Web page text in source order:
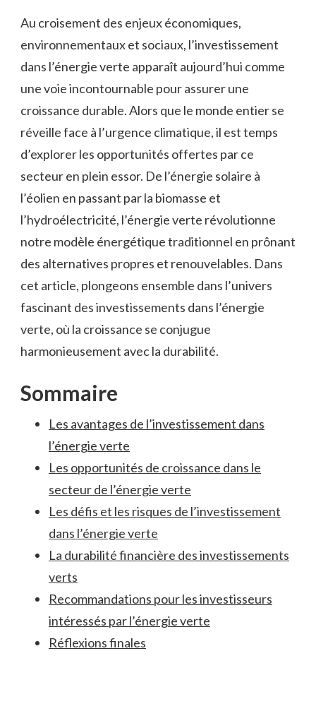
Au croisement des enjeux économiques,
‍environnementaux​ et sociaux, l’investissement
dans⁣ l’énergie verte apparaît ​aujourd’hui⁤ comme
‌une voie incontournable pour assurer ‌une
croissance ‌durable. Alors que le monde entier se⁣
réveille face à l’urgence climatique, il est‍ temps
d’explorer‍ les opportunités offertes par ce
secteur⁣ en plein essor. De l’énergie​ solaire à
l’éolien en passant par la biomasse ⁣et
l’hydroélectricité, ⁣l’énergie⁢ verte révolutionne⁢
notre modèle⁤ énergétique traditionnel en prônant
des alternatives propres​ et renouvelables. Dans
cet‍ article, plongeons ensemble ⁢dans l’univers
fascinant des ‍investissements dans l’énergie
verte,​ où la croissance se conjugue
harmonieusement ⁤avec la durabilité.
Sommaire
Les avantages de‍ l’investissement dans
l’énergie⁤ verte
Les opportunités de croissance dans​ le
secteur de l’énergie verte
Les défis et les risques de l’investissement
dans l’énergie verte
La durabilité financière des investissements
verts
Recommandations⁢ pour les investisseurs
intéressés par l’énergie verte
Réflexions‍ finales